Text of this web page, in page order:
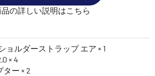
の詳しい説明はこちら
ョルダーストラップ エア × 1
× 4
ー × 2